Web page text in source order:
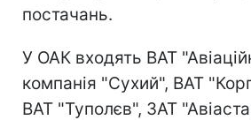
постачань.
У ОАК входять ВАТ
компанія "Сухий", ВАТ
ВАТ "Туполєв", ЗАТ